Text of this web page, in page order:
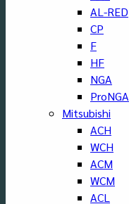
AL-RED
CP
F
HF
NGA
ProNGA
Mitsubishi
ACH
WCH
ACM
WCM
ACL